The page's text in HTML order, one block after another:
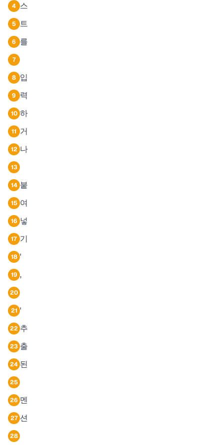
4 스
5 트
6 를
7
8 입
9 력
10 하
11 거
12 나
13
14 붙
15 여
16 넣
17 기
18 '
19 ,
20
21 '
22 추
23 출
24 된
25
26 멘
27 션
28